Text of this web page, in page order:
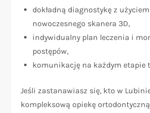
dokładną diagnostykę z użyciem
nowoczesnego skanera 3D,
indywidualny plan leczenia i
postępów,
komunikację na każdym etapie
Jeśli zastanawiasz się, kto w
kompleksową opiekę